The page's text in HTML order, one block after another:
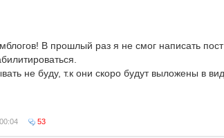
В прошлый раз я не смог написать
не буду, т.к они скоро будут выложены в
53